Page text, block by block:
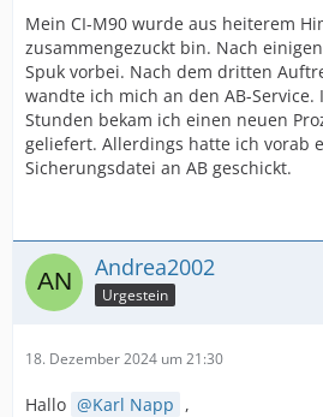
Mein CI-M90 wurde aus heiterem
zusammengezuckt bin. Nach
Spuk vorbei. Nach dem dritten
wandte ich mich an den AB-
Stunden bekam ich einen neuen
geliefert. Allerdings hatte ich vorab
Sicherungsdatei an AB geschickt.
Andrea2002
Urgestein
18. Dezember 2024 um 21:30
Hallo Karl Napp ,